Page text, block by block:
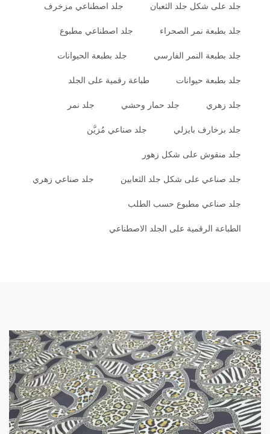
جلد على شكل جلد الثعبان جلد اصطناعي مزخرف
جلد بطبعة نمر الصحراء جلد اصطناعي مطبوع
جلد بطبعة النمر الفارسي جلد بطبعة الحيوانات
جلد بطبعة حيوانات طباعة رقمية على الجلد
جلد زهري جلد حمار وحشي جلد نمر
جلد بزخارف بايزلي جلد صناعي مُزيَّن
جلد منقوش على شكل زهور
جلد صناعي على شكل جلد الثعابين جلد صناعي زهري
جلد صناعي مطبوع حسب الطلب
الطباعة الرقمية على الجلد الاصطناعي